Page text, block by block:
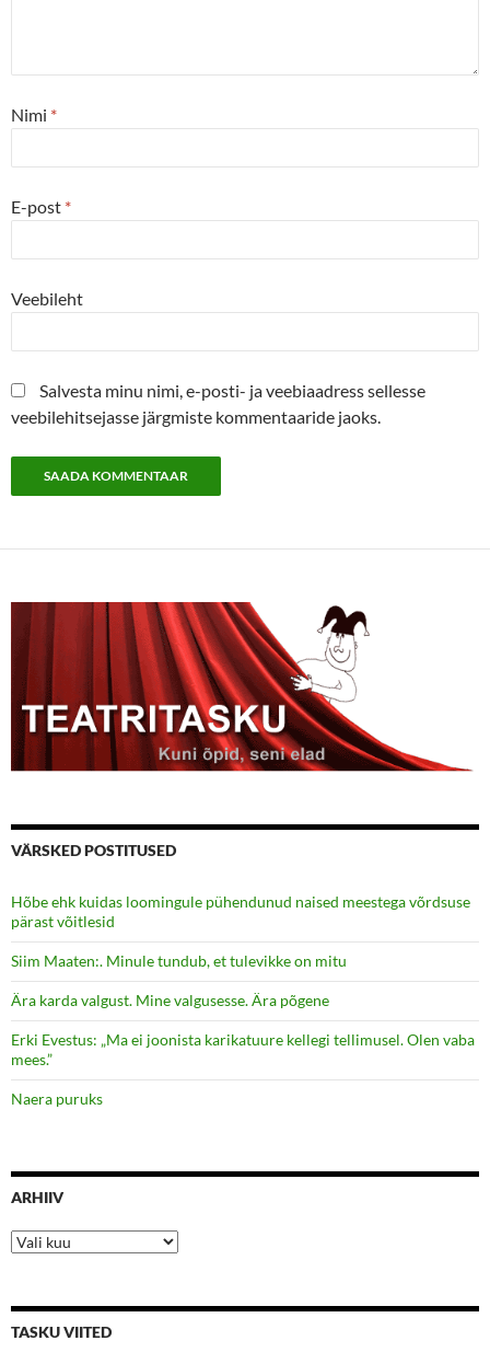
Nimi *
E-post *
Veebileht
Salvesta minu nimi, e-posti- ja veebiaadress sellesse
veebilehitsejasse järgmiste kommentaaride jaoks.
VÄRSKED POSTITUSED
Hõbe ehk kuidas loomingule pühendunud naised meestega võrdsuse
pärast võitlesid
Siim Maaten:. Minule tundub, et tulevikke on mitu
Ära karda valgust. Mine valgusesse. Ära põgene
Erki Evestus: „Ma ei joonista karikatuure kellegi tellimusel. Olen vaba
mees.”
Naera puruks
ARHIIV
Arhiiv
TASKU VIITED